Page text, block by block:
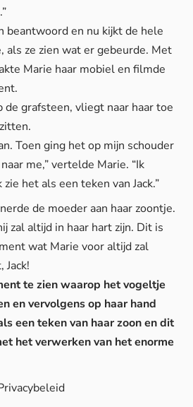
beantwoord en nu kijkt de hele
als ze zien wat er gebeurde. Met
Marie haar mobiel en filmde
de grafsteen, vliegt naar haar toe
Toen ging het op mijn schouder
me,” vertelde Marie. “Ik
het als een teken van Jack.”
de moeder aan haar zoontje.
zal altijd in haar hart zijn. Dit is
wat Marie voor altijd zal
Jack!
te zien waarop het vogeltje
en vervolgens op haar hand
een teken van haar zoon en dit
het verwerken van het enorme